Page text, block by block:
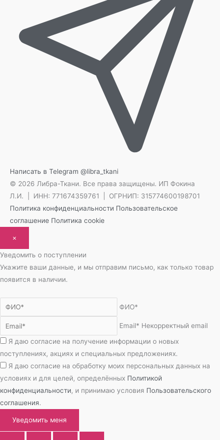
Написать в Telegram @libra_tkani
© 2026 Либра-Ткани. Все права защищены. ИП Фокина
Л.И. | ИНН: 771674359761 | ОГРНИП: 315774600198701
Политика конфиденциальности Пользовательское
соглашение Политика cookie
×
Уведомить о поступлении
Укажите ваши данные, и мы отправим письмо, как только товар
появится в наличии.
ФИО*
Email* Некорректный email
Я даю согласие на получение информации о новых
поступлениях, акциях и специальных предложениях.
Я даю согласие на обработку моих персональных данных на
условиях и для целей, определённых Политикой
конфиденциальности, и принимаю условия Пользовательского
соглашения.
Уведомить меня